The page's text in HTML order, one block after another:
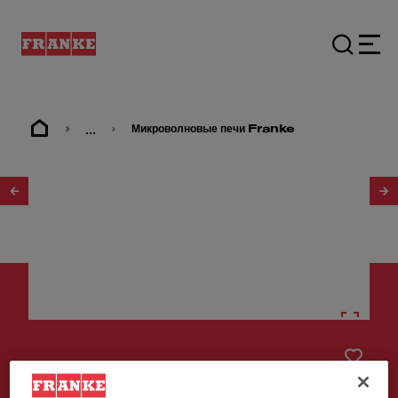
... Микроволновые печи Franke